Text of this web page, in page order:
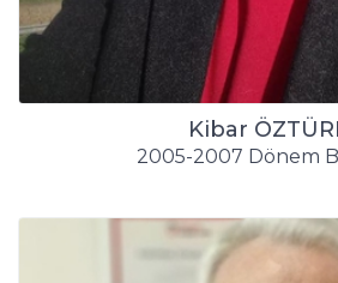
Kibar
2005-2007 Dönem